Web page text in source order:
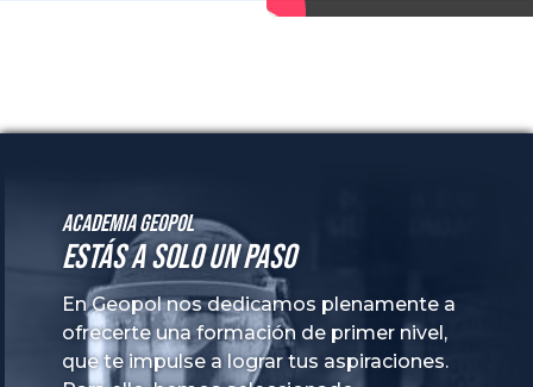
Academia GeoPol
Estás a solo un paso
En Geopol nos dedicamos plenamente a
ofrecerte una formación de primer nivel,
que te impulse a lograr tus aspiraciones.